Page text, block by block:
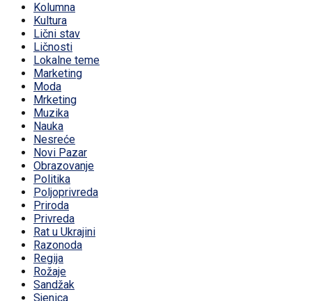
Kolumna
Kultura
Lični stav
Ličnosti
Lokalne teme
Marketing
Moda
Mrketing
Muzika
Nauka
Nesreće
Novi Pazar
Obrazovanje
Politika
Poljoprivreda
Priroda
Privreda
Rat u Ukrajini
Razonoda
Regija
Rožaje
Sandžak
Sjenica